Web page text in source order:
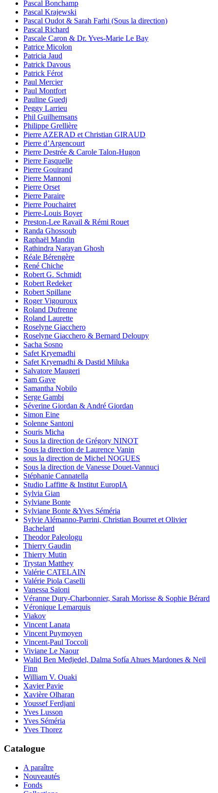
Pascal Bonchamp
Pascal Krajewski
Pascal Oudot & Sarah Farhi (Sous la direction)
Pascal Richard
Pascale Caron & Dr. Yves-Marie Le Bay
Patrice Micolon
Patricia Jaud
Patrick Davous
Patrick Férot
Paul Mercier
Paul Montfort
Pauline Guedj
Peggy Larrieu
Phil Guilhemsans
Philippe Grellière
Pierre AZERAD et Christian GIRAUD
Pierre d’Argencourt
Pierre Destrée & Carole Talon-Hugon
Pierre Fasquelle
Pierre Gouirand
Pierre Mannoni
Pierre Orset
Pierre Paraire
Pierre Pouchairet
Pierre-Louis Boyer
Preston-Lee Ravail & Rémi Rouet
Randa Ghossoub
Raphaël Mandin
Rathindra Narayan Ghosh
Réale Bérengère
René Chiche
Robert G. Schmidt
Robert Redeker
Robert Spillane
Roger Vigouroux
Roland Dufrenne
Roland Laurette
Roselyne Giacchero
Roselyne Giacchero & Bernard Deloupy
Sacha Sosno
Safet Kryemadhi
Safet Kryemadhi & Dastid Miluka
Salvatore Maugeri
Sam Gave
Samantha Nobilo
Serge Gambi
Séverine Giordan & André Giordan
Simon Eine
Solenne Santoni
Souris Micha
Sous la direction de Grégory NINOT
Sous la direction de Laurence Vanin
sous la direction de Michel NOGUES
Sous la direction de Vanesse Douet-Vannuci
Stéphanie Cannatella
Studio Laffitte & Institut EuropIA
Sylvia Gian
Sylviane Bonte
Sylviane Bonte &Yves Séméria
Sylvie Alémanno-Parrini, Christian Bourret et Olivier
Bachelard
Theodor Paleologu
Thierry Gaudin
Thierry Mutin
Trystan Matthey
Valérie CATELAIN
Valérie Piola Caselli
Vanessa Saïoni
Véranne Dury-Charbonnier, Sarah Morisse & Sophie Bérard
Véronique Lemarquis
Viakov
Vincent Lanata
Vincent Puymoyen
Vincent-Paul Toccoli
Viviane Le Naour
Walid Ben Medjedel, Dalma Sofía Ahues Mardones & Neil
Finn
William V. Ouaki
Xavier Pavie
Xavière Olharan
Youssef Ferdjani
Yves Lusson
Yves Séméria
Yves Thorez
Catalogue
A paraître
Nouveautés
Fonds